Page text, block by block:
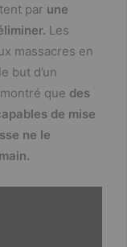
par une
Les
massacres en
but d’un
que des
de mise
ne le